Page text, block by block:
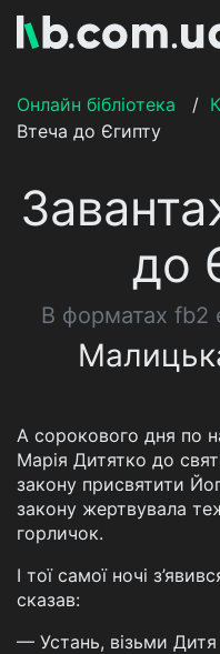
Онлайн бібліотека
/
Втеча до Єгипту
до
В форматах fb2
А сорокового дня по
Марія Дитятко до
закону присвятити
закону жертвувала
горличок.
І тої самої ночі
сказав:
— Устань, візьми Дитя